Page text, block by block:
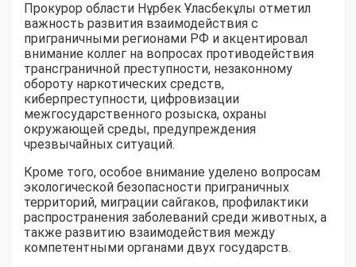
Прокурор области Нұрбек Ұласбекұлы отметил
важность развития взаимодействия с
приграничными регионами РФ и акцентировал
внимание коллег на вопросах противодействия
трансграничной преступности, незаконному
обороту наркотических средств,
киберпреступности, цифровизации
межгосударственного розыска, охраны
окружающей среды, предупреждения
чрезвычайных ситуаций.
Кроме того, особое внимание уделено вопросам
экологической безопасности приграничных
территорий, миграции сайгаков, профилактики
распространения заболеваний среди животных, а
также развитию взаимодействия между
компетентными органами двух государств.